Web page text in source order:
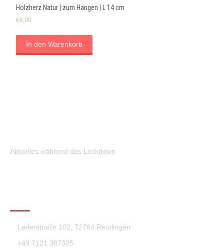
Holzherz Natur | zum Hängen | L 14 cm
€6,90
In den Warenkorb
Aktuelles während des Lockdown
Lederstraße 102, 72764 Reutlingen
+49 7121 387325